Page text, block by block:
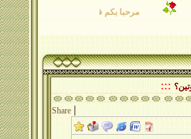
مرحبا بكم في موقع فضيلة الشيخ/ محمد فرج
:::
Share |